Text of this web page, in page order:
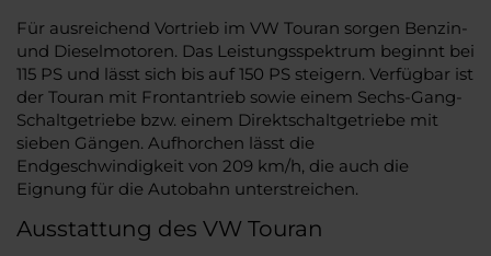
Für ausreichend Vortrieb im VW Touran sorgen Benzin-
und Dieselmotoren. Das Leistungsspektrum beginnt bei
115 PS und lässt sich bis auf 150 PS steigern. Verfügbar ist
der Touran mit Frontantrieb sowie einem Sechs-Gang-
Schaltgetriebe bzw. einem Direktschaltgetriebe mit
sieben Gängen. Aufhorchen lässt die
Endgeschwindigkeit von 209 km/h, die auch die
Eignung für die Autobahn unterstreichen.
Ausstattung des VW Touran